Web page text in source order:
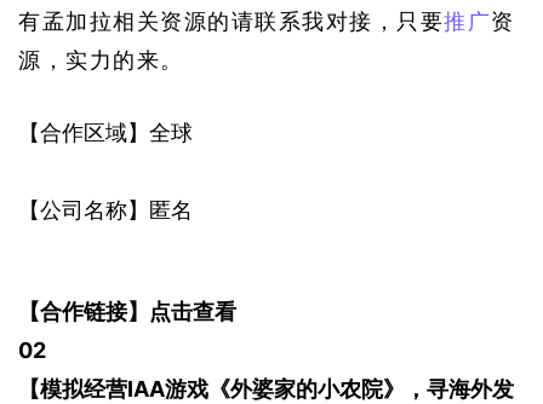
有孟加拉相关资源的请联系我对接，只要推广资
源，实力的来。
【合作区域】全球
【公司名称】匿名
【合作链接】 点击查看
02
【模拟经营IAA游戏《外婆家的小农院》，寻海外发